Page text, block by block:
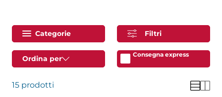
Categorie Filtri
Ordina per Consegna express
15 prodotti